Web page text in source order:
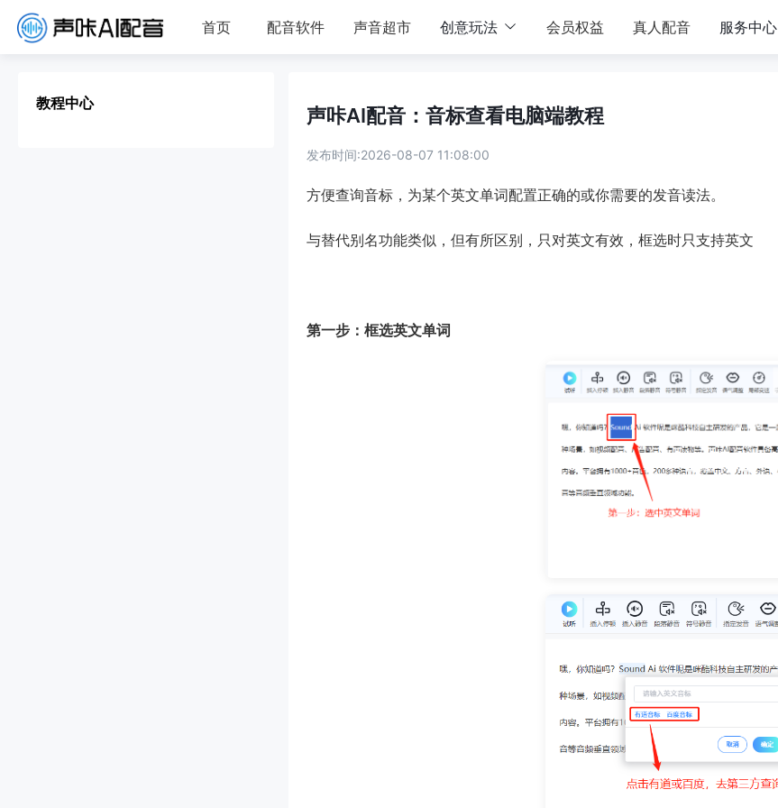
首页 配音软件 声音超市 创意玩法 会员权益 真人配音 服务中心
教程中心
声咔AI配音：音标查看电脑端教程
发布时间:2026-08-07 11:08:00
方便查询音标，为某个英文单词配置正确的或你需要的发音读法。
与替代别名功能类似，但有所区别，只对英文有效，框选时只支持英文
第一步：框选英文单词